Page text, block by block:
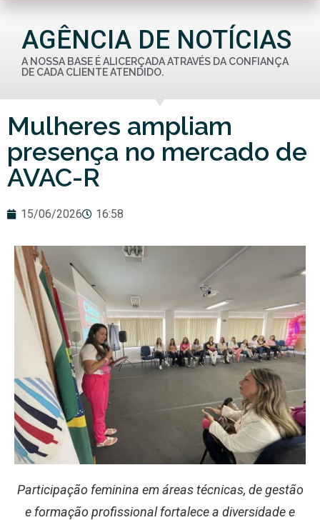
AGÊNCIA DE NOTÍCIAS
A NOSSA BASE É ALICERÇADA ATRAVÉS DA CONFIANÇA
DE CADA CLIENTE ATENDIDO.
Mulheres ampliam
presença no mercado de
AVAC-R
15/06/2026 16:58
Participação feminina em áreas técnicas, de gestão
e formação profissional fortalece a diversidade e